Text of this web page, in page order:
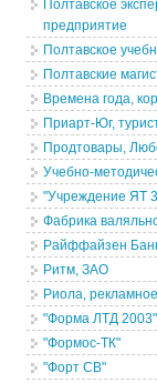
Полтавское
предприятие
Полтавское
Полтавские
Времена года,
Приарт-Юг,
Продтовары,
Учебно-
"Учреждение ЯТ
Фабрика
Райффайзен
Ритм, ЗАО
Риола,
"Форма ЛТД 2003"
"Формос-ТК"
"Форт СВ"